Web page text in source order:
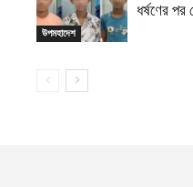
উপমহাদেশ
ধর্ষণের